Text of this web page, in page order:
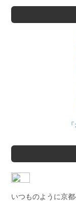
いつものように京